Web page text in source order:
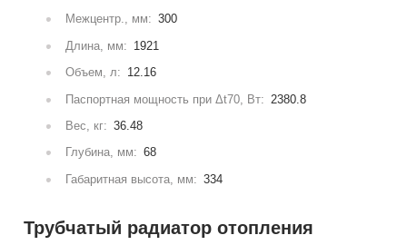
Межцентр., мм: 300
Длина, мм: 1921
Объем, л: 12.16
Паспортная мощность при Δt70, Вт: 2380.8
Вес, кг: 36.48
Глубина, мм: 68
Габаритная высота, мм: 334
Трубчатый радиатор отопления